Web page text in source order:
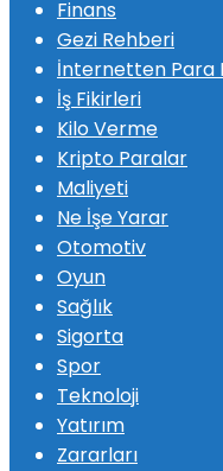
Finans
Gezi Rehberi
İnternetten Para
İş Fikirleri
Kilo Verme
Kripto Paralar
Maliyeti
Ne İşe Yarar
Otomotiv
Oyun
Sağlık
Sigorta
Spor
Teknoloji
Yatırım
Zararları